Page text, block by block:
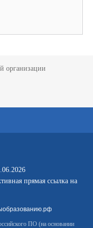
организации
прямая ссылка на
ПО (на основании